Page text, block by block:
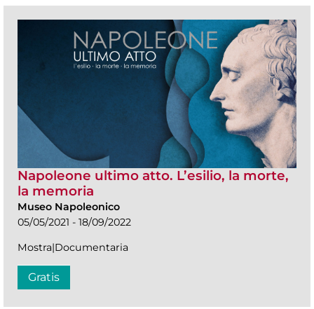
Napoleone ultimo atto. L’esilio, la morte,
la memoria
Museo Napoleonico
05/05/2021 - 18/09/2022
Mostra|Documentaria
Gratis